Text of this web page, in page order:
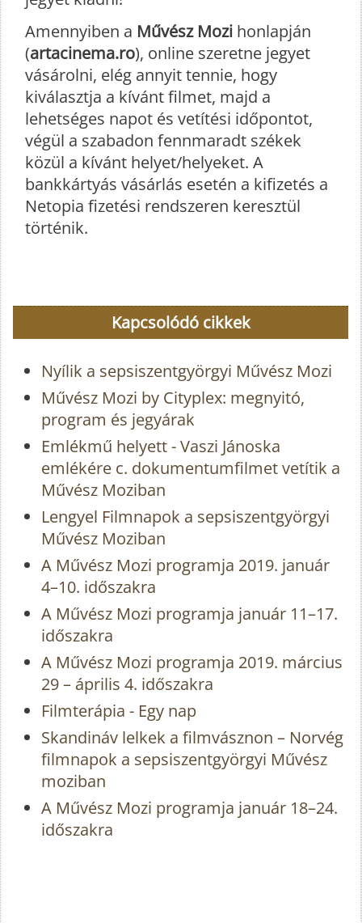
Amennyiben a Művész Mozi honlapján
(artacinema.ro), online szeretne jegyet
vásárolni, elég annyit tennie, hogy
kiválasztja a kívánt filmet, majd a
lehetséges napot és vetítési időpontot,
végül a szabadon fennmaradt székek
közül a kívánt helyet/helyeket. A
bankkártyás vásárlás esetén a kifizetés a
Netopia fizetési rendszeren keresztül
történik.
Kapcsolódó cikkek
Nyílik a sepsiszentgyörgyi Művész Mozi
Művész Mozi by Cityplex: megnyitó,
program és jegyárak
Emlékmű helyett - Vaszi Jánoska
emlékére c. dokumentumfilmet vetítik a
Művész Moziban
Lengyel Filmnapok a sepsiszentgyörgyi
Művész Moziban
A Művész Mozi programja 2019. január
4–10. időszakra
A Művész Mozi programja január 11–17.
időszakra
A Művész Mozi programja 2019. március
29 – április 4. időszakra
Filmterápia - Egy nap
Skandináv lelkek a filmvásznon – Norvég
filmnapok a sepsiszentgyörgyi Művész
moziban
A Művész Mozi programja január 18–24.
időszakra